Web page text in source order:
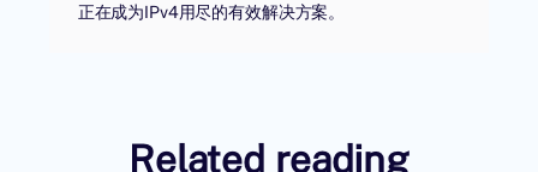
正在成为IPv4用尽的有效解决方案。
Related reading